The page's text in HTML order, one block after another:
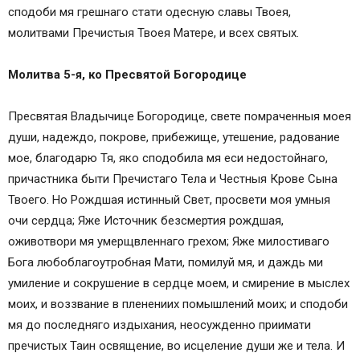
сподоби мя грешнаго стати одесную славы Твоея,
молитвами Пречистыя Твоея Матере, и всех святых.
Молитва 5-я, ко Пресвятой Богородице
Пресвятая Владычице Богородице, свете помраченныя моея
души, надеждо, покрове, прибежище, утешение, радование
мое, благодарю Тя, яко сподобила мя еси недостойнаго,
причастника быти Пречистаго Тела и Честныя Крове Сына
Твоего. Но Рождшая истинный Свет, просвети моя умныя
очи сердца; Яже Источник безсмертия рождшая,
оживотвори мя умерщвленнаго грехом; Яже милостиваго
Бога любоблагоутробная Мати, помилуй мя, и даждь ми
умиление и сокрушение в сердце моем, и смирение в мыслех
моих, и воззвание в пленениих помышлений моих; и сподоби
мя до последняго издыхания, неосужденно приимати
пречистых Таин освящение, во исцеление души же и тела. И